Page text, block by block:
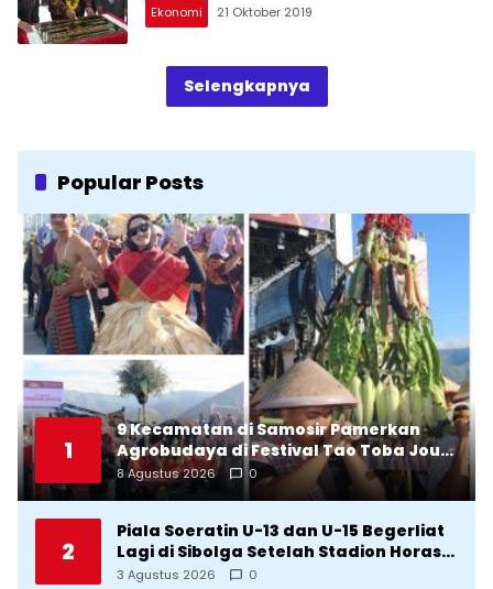
Ekonomi 21 Oktober 2019
Selengkapnya
Popular Posts
1
9 Kecamatan di Samosir Pamerkan
Agrobudaya di Festival Tao Toba Jou-
Jou 2026: Membranding Produk Lokal
agar Terkenal
8 Agustus 2026 0
2
Piala Soeratin U-13 dan U-15 Begerliat
Lagi di Sibolga Setelah Stadion Horas
Direvitalisasi Wali Kota
3 Agustus 2026 0